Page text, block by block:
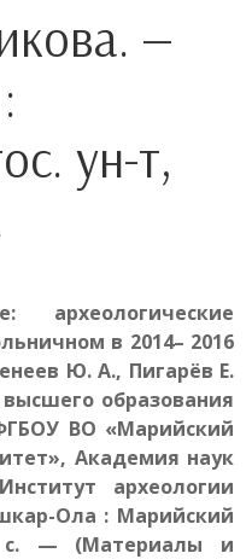
—
ун-т,
археологические
в 2014– 2016
Ю. А., Пигарёв Е.
образования
ВО «Марийский
Академия наук
археологии
Ола : Марийский
с. — (Материалы и